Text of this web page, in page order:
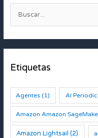
u
s
aEtiquetas
Agentes (1) AI
Amazon Amazon
Amazon Lightsail (2)